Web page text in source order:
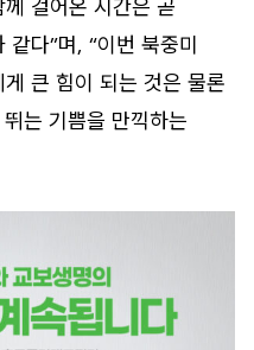
걸어온 시간은 곧
다”며, “이번 북중미
큰 힘이 되는 것은 물론
는 기쁨을 만끽하는